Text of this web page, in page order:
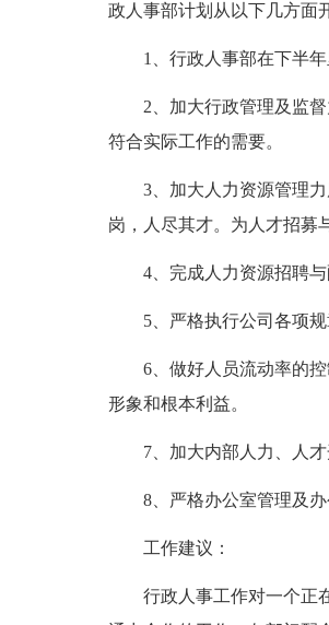
政人事部计划从以下几方面
1、行政人事部在下半
2、加大行政管理及监
符合实际工作的需要。
3、加大人力资源管理
岗，人尽其才。为人才招募
4、完成人力资源招聘
5、严格执行公司各项
6、做好人员流动率的
形象和根本利益。
7、加大内部人力、人
8、严格办公室管理及
工作建议：
行政人事工作对一个正